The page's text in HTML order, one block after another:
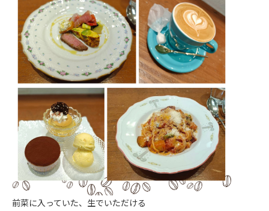
前菜に入っていた、生でいただける